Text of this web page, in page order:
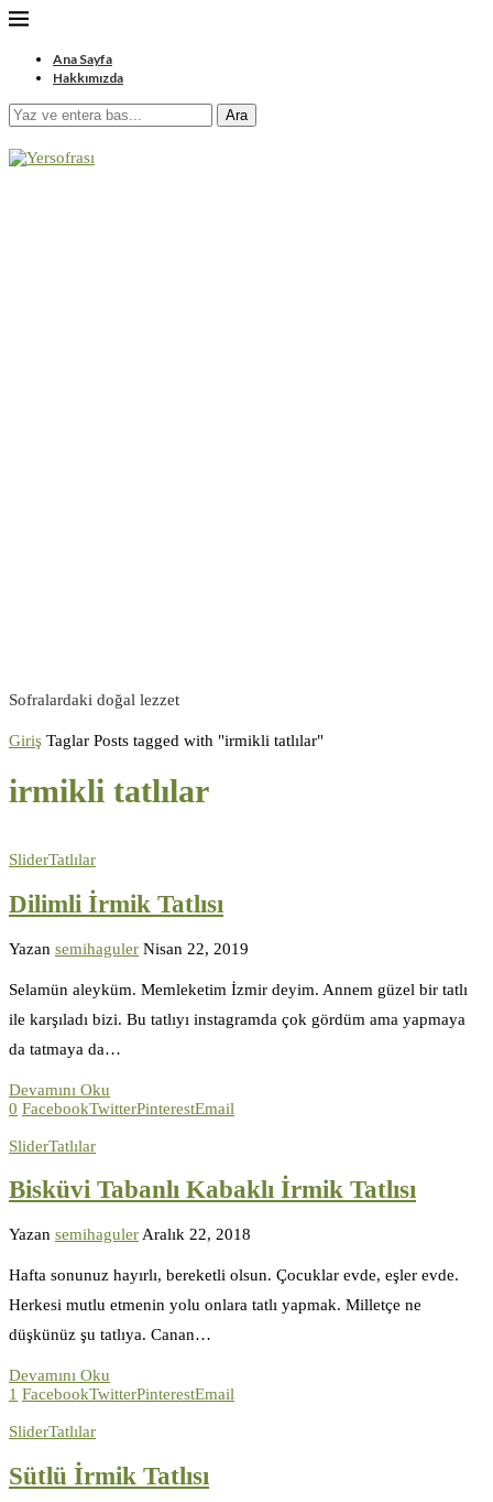
Ana Sayfa
Hakkımızda
Ara
Sofralardaki doğal lezzet
Giriş Taglar Posts tagged with "irmikli tatlılar"
irmikli tatlılar
SliderTatlılar
Dilimli İrmik Tatlısı
Yazan semihaguler Nisan 22, 2019
Selamün aleyküm. Memleketim İzmir deyim. Annem güzel bir tatlı
ile karşıladı bizi. Bu tatlıyı instagramda çok gördüm ama yapmaya
da tatmaya da…
Devamını Oku
0 FacebookTwitterPinterestEmail
SliderTatlılar
Bisküvi Tabanlı Kabaklı İrmik Tatlısı
Yazan semihaguler Aralık 22, 2018
Hafta sonunuz hayırlı, bereketli olsun. Çocuklar evde, eşler evde.
Herkesi mutlu etmenin yolu onlara tatlı yapmak. Milletçe ne
düşkünüz şu tatlıya. Canan…
Devamını Oku
1 FacebookTwitterPinterestEmail
SliderTatlılar
Sütlü İrmik Tatlısı